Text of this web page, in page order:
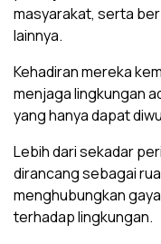
masyarakat, serta
lainnya.
Kehadiran mereka
menjaga lingkungan
yang hanya dapat
Lebih dari sekadar
dirancang sebagai
menghubungkan
terhadap lingkungan.